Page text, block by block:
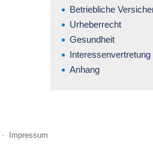
Betriebliche
Urheberrecht
Gesundheit
Anhang
· Impressum